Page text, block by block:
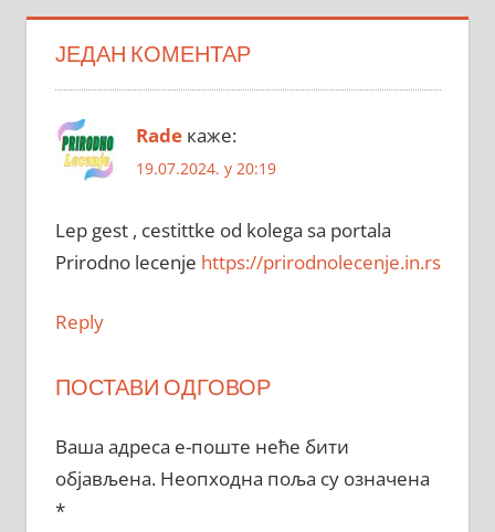
ЈЕДАН КОМЕНТАР
Rade каже:
19.07.2024. у 20:19
Lep gest , cestittke od kolega sa portala
Prirodno lecenje https://prirodnolecenje.in.rs
Reply
ПОСТАВИ ОДГОВОР
Ваша адреса е-поште неће бити
објављена. Неопходна поља су означена
*